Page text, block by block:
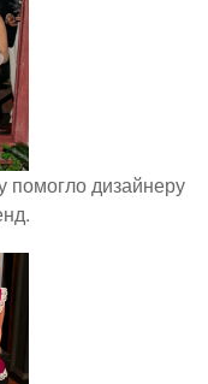
помогло дизайнеру